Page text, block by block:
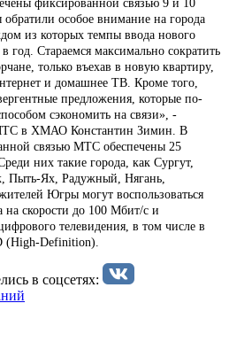
фиксированной связью 9 и 10
особое внимание на города
из которых темпы ввода нового
год. Стараемся максимально сократить
только въехав в новую квартиру,
и домашнее ТВ. Кроме того,
предложения, которые по-
сэкономить на связи», -
в ХМАО Константин Зимин. В
связью МТС обеспечены 25
них такие города, как Сургут,
Пыть-Ях, Радужный, Нягань,
Югры могут воспользоваться
на скорости до 100 Мбит/с и
телевидения, в том числе в
(High-Definition).
в соцсетях: